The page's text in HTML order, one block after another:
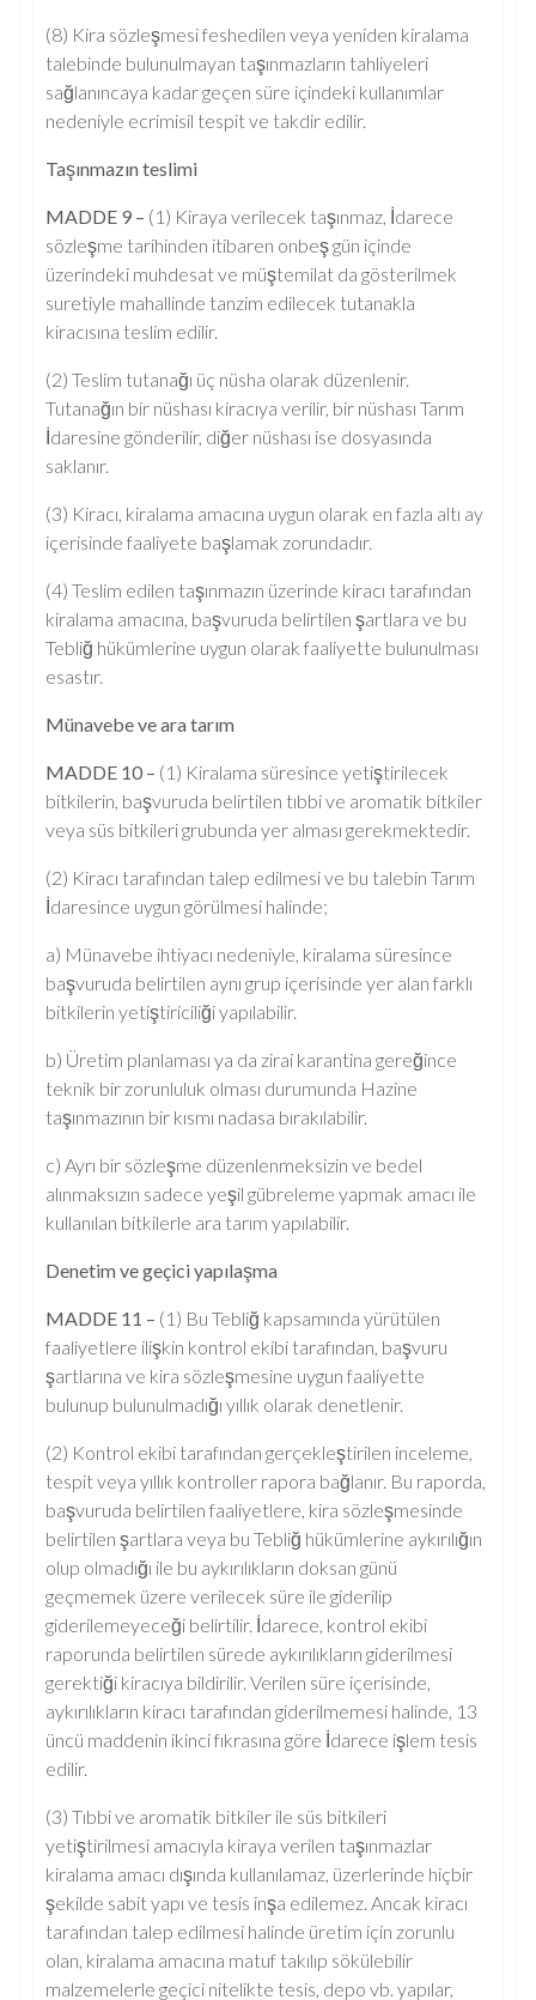
(8) Kira sözleşmesi feshedilen veya yeniden kiralama
talebinde bulunulmayan taşınmazların tahliyeleri
sağlanıncaya kadar geçen süre içindeki kullanımlar
nedeniyle ecrimisil tespit ve takdir edilir.
Taşınmazın teslimi
MADDE 9 – (1) Kiraya verilecek taşınmaz, İdarece
sözleşme tarihinden itibaren onbeş gün içinde
üzerindeki muhdesat ve müştemilat da gösterilmek
suretiyle mahallinde tanzim edilecek tutanakla
kiracısına teslim edilir.
(2) Teslim tutanağı üç nüsha olarak düzenlenir.
Tutanağın bir nüshası kiracıya verilir, bir nüshası Tarım
İdaresine gönderilir, diğer nüshası ise dosyasında
saklanır.
(3) Kiracı, kiralama amacına uygun olarak en fazla altı ay
içerisinde faaliyete başlamak zorundadır.
(4) Teslim edilen taşınmazın üzerinde kiracı tarafından
kiralama amacına, başvuruda belirtilen şartlara ve bu
Tebliğ hükümlerine uygun olarak faaliyette bulunulması
esastır.
Münavebe ve ara tarım
MADDE 10 – (1) Kiralama süresince yetiştirilecek
bitkilerin, başvuruda belirtilen tıbbi ve aromatik bitkiler
veya süs bitkileri grubunda yer alması gerekmektedir.
(2) Kiracı tarafından talep edilmesi ve bu talebin Tarım
İdaresince uygun görülmesi halinde;
a) Münavebe ihtiyacı nedeniyle, kiralama süresince
başvuruda belirtilen aynı grup içerisinde yer alan farklı
bitkilerin yetiştiriciliği yapılabilir.
b) Üretim planlaması ya da zirai karantina gereğince
teknik bir zorunluluk olması durumunda Hazine
taşınmazının bir kısmı nadasa bırakılabilir.
c) Ayrı bir sözleşme düzenlenmeksizin ve bedel
alınmaksızın sadece yeşil gübreleme yapmak amacı ile
kullanılan bitkilerle ara tarım yapılabilir.
Denetim ve geçici yapılaşma
MADDE 11 – (1) Bu Tebliğ kapsamında yürütülen
faaliyetlere ilişkin kontrol ekibi tarafından, başvuru
şartlarına ve kira sözleşmesine uygun faaliyette
bulunup bulunulmadığı yıllık olarak denetlenir.
(2) Kontrol ekibi tarafından gerçekleştirilen inceleme,
tespit veya yıllık kontroller rapora bağlanır. Bu raporda,
başvuruda belirtilen faaliyetlere, kira sözleşmesinde
belirtilen şartlara veya bu Tebliğ hükümlerine aykırılığın
olup olmadığı ile bu aykırılıkların doksan günü
geçmemek üzere verilecek süre ile giderilip
giderilemeyeceği belirtilir. İdarece, kontrol ekibi
raporunda belirtilen sürede aykırılıkların giderilmesi
gerektiği kiracıya bildirilir. Verilen süre içerisinde,
aykırılıkların kiracı tarafından giderilmemesi halinde, 13
üncü maddenin ikinci fıkrasına göre İdarece işlem tesis
edilir.
(3) Tıbbi ve aromatik bitkiler ile süs bitkileri
yetiştirilmesi amacıyla kiraya verilen taşınmazlar
kiralama amacı dışında kullanılamaz, üzerlerinde hiçbir
şekilde sabit yapı ve tesis inşa edilemez. Ancak kiracı
tarafından talep edilmesi halinde üretim için zorunlu
olan, kiralama amacına matuf takılıp sökülebilir
malzemelerle geçici nitelikte tesis, depo vb. yapılar,